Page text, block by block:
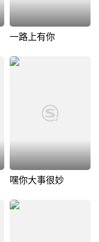
一路上有你
嘿你大事很妙